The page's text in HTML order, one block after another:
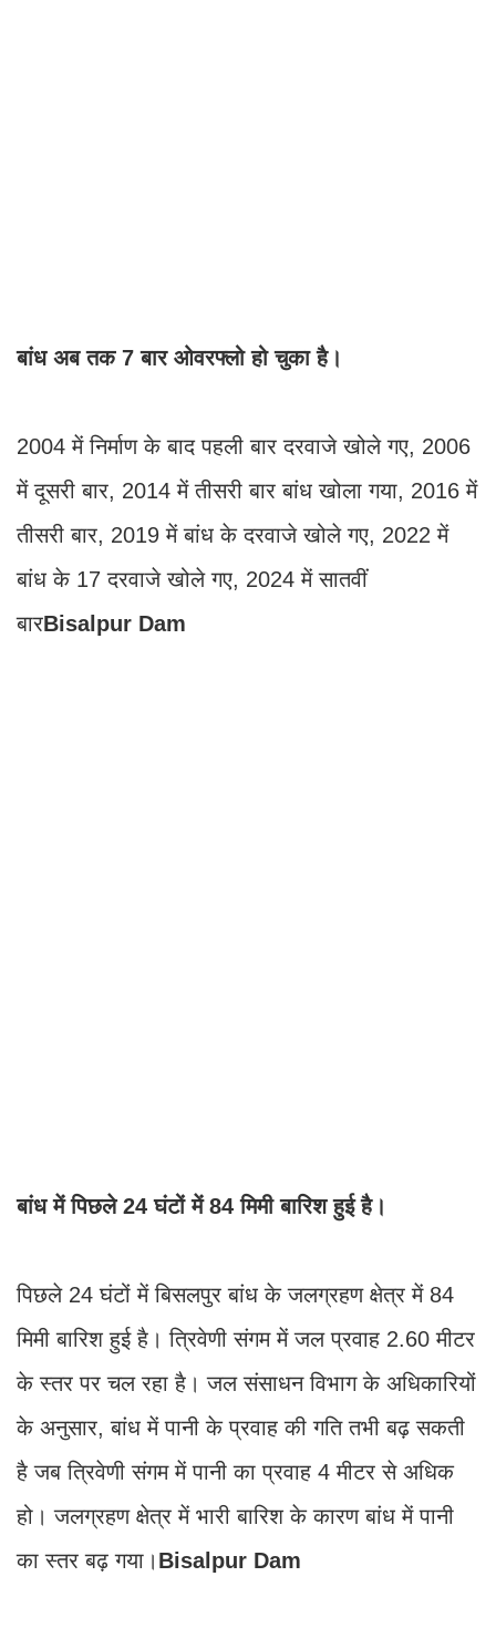
बांध अब तक 7 बार ओवरफ्लो हो चुका है।
2004 में निर्माण के बाद पहली बार दरवाजे खोले गए, 2006
में दूसरी बार, 2014 में तीसरी बार बांध खोला गया, 2016 में
तीसरी बार, 2019 में बांध के दरवाजे खोले गए, 2022 में
बांध के 17 दरवाजे खोले गए, 2024 में सातवीं
बारBisalpur Dam
बांध में पिछले 24 घंटों में 84 मिमी बारिश हुई है।
पिछले 24 घंटों में बिसलपुर बांध के जलग्रहण क्षेत्र में 84
मिमी बारिश हुई है। त्रिवेणी संगम में जल प्रवाह 2.60 मीटर
के स्तर पर चल रहा है। जल संसाधन विभाग के अधिकारियों
के अनुसार, बांध में पानी के प्रवाह की गति तभी बढ़ सकती
है जब त्रिवेणी संगम में पानी का प्रवाह 4 मीटर से अधिक
हो। जलग्रहण क्षेत्र में भारी बारिश के कारण बांध में पानी
का स्तर बढ़ गया। Bisalpur Dam